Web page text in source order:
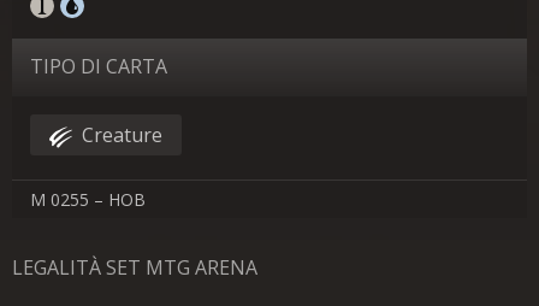
TIPO DI CARTA
Creature
M 0255 – HOB
LEGALITÀ SET MTG ARENA